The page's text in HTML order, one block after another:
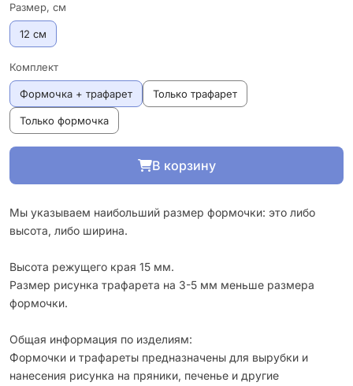
Размер, см
12 см
Комплект
Формочка + трафарет Только трафарет
Только формочка
В корзину
Мы указываем наибольший размер формочки: это либо
высота, либо ширина.
Высота режущего края 15 мм.
Размер рисунка трафарета на 3-5 мм меньше размера
формочки.
Общая информация по изделиям:
Формочки и трафареты предназначены для вырубки и
нанесения рисунка на пряники, печенье и другие